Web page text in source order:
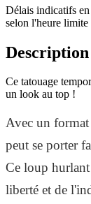
Délais indicatifs
selon l'heure
Description
Ce tatouage
un look au top !
Avec un format
peut se porter
Ce loup
liberté et de